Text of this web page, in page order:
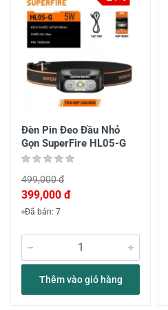
Đèn Pin Đeo Đầu Nhỏ
Gọn SuperFire HL05-G
499,000 đ
399,000 đ
Đã bán: 7
Thêm vào giỏ hàng